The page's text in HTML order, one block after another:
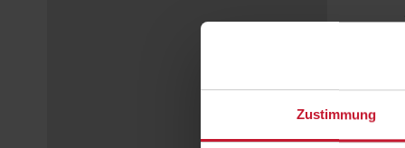
Zustimmung